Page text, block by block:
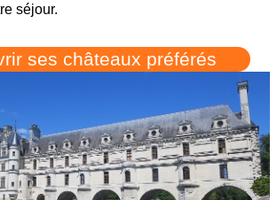
séjour.
ses châteaux préférés